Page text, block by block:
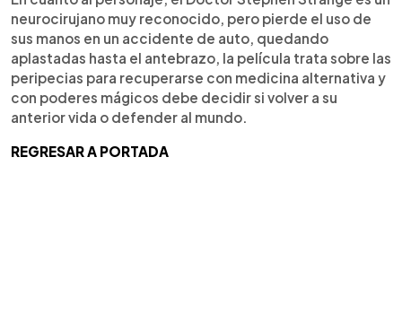
neurocirujano muy reconocido, pero pierde el uso de
sus manos en un accidente de auto, quedando
aplastadas hasta el antebrazo, la película trata sobre las
peripecias para recuperarse con medicina alternativa y
con poderes mágicos debe decidir si volver a su
anterior vida o defender al mundo.
REGRESAR A PORTADA